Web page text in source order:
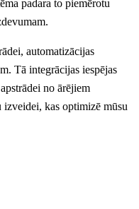
padara to piemērotu
automatizācijas
Tā integrācijas iespējas
no ārējiem
kas optimizē mūsu